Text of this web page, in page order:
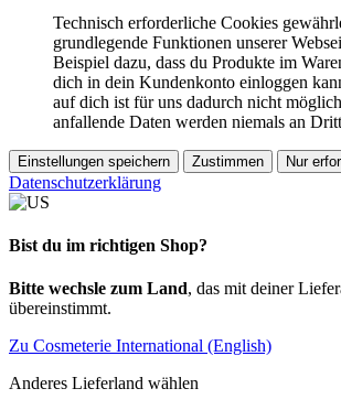
Technisch erforderliche Cookies
grundlegende Funktionen unserer
Beispiel dazu, dass du Produkte im
dich in dein Kundenkonto einloggen
auf dich ist für uns dadurch nicht
anfallende Daten werden niemals an
Einstellungen speichern Zustimmen Nur
Datenschutzerklärung
Bist du im richtigen Shop?
Bitte wechsle zum Land, das mit deiner
übereinstimmt.
Zu Cosmeterie International (English)
Anderes Lieferland wählen